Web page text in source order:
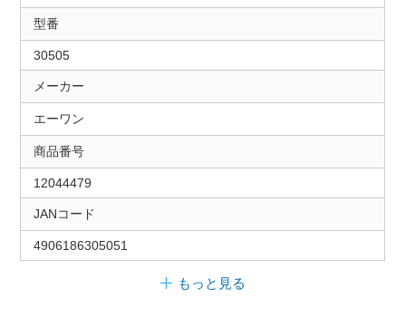
型番
30505
メーカー
エーワン
商品番号
12044479
JANコード
4906186305051
もっと見る